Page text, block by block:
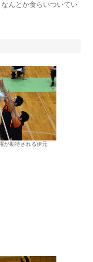
んとか食らいついてい
が期待される伊元